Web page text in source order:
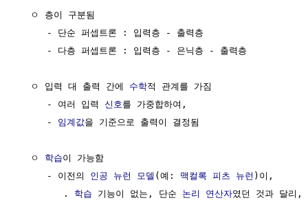
  ㅇ 층이 구분됨
     - 단순 퍼셉트론 : 입력층 - 출력층
     - 다층 퍼셉트론 : 입력층 - 은닉층 - 출력층
  ㅇ 입력 대 출력 간에
수학적 관계를 가짐
     - 여러 입력
신호를 가중합하여,
     -
임계값을 기준으로 출력이 결정됨
  ㅇ
학습이 가능함
     - 이전의
인공 뉴런 모델 (예: 맥컬록 피츠 뉴런 )이,
        .
학습 기능이 없는, 단순 논리 연산자였던 것과 달리,